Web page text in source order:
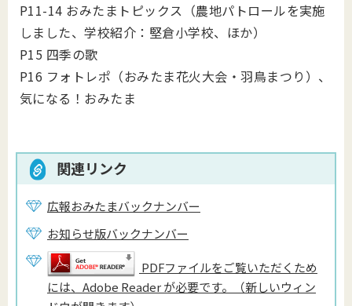
P11-14 おみたまトピックス（農地パトロールを実施
しました、学校紹介：堅倉小学校、ほか）
P15 四季の歌
P16 フォトレポ（おみたま花火大会・羽鳥まつり）、
気になる！おみたま
関連リンク
広報おみたまバックナンバー
お知らせ版バックナンバー
PDFファイルをご覧いただくため
には、Adobe Reader が必要です。（新しいウィン